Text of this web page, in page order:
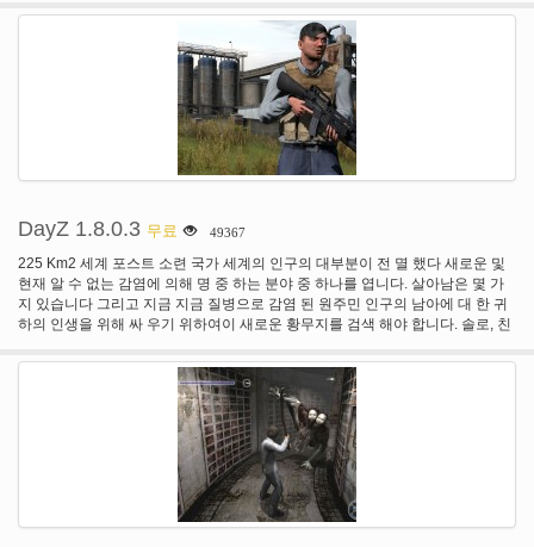
DayZ 1.8.0.3 무료 49367
225 Km2 세계 포스트 소련 국가 세계의 인구의 대부분이 전 멸 했다 새로운 및
현재 알 수 없는 감염에 의해 명 중 하는 분야 중 하나를 엽니다. 살아남은 몇 가
지 있습니다 그리고 지금 지금 질병으로 감염 된 원주민 인구의 남아에 대 한 귀
하의 인생을 위해 싸 우기 위하여이 새로운 황무지를 검색 해야 합니다. 솔로, 친
엇 이건을 사용 하 여 경로 선택 해 서 세계에 걸릴. 현실적인 "좀비" 사용자 지정
애니메이션-이 한 번 인간의 생물 행동 하 고 행동으로 그들은 청각 및 냄새의
heighten 의미 하지만 광경, 더 적은 그것의 위에 그들은 산책 같은 무의식적인
신체에서 먹는 모션 캡처 애니메이션 사용 것입니다. 쌓아 올린 지역에 보면 당
신은 그들을 볼 것 이다 그들의 다음 희생자는 감히에 벤처를 기다리고 주위를
산책. 새로운 무기와 차량! -적 석 궁을 필요 같은 느낌? 아니면 적은 군사 무기
처럼? 만약 당신이 다음이 당신을 위해 완벽 한 우리가 있다 두 기준 모두이 황무
지에 사용 가능한 높은 품질을 생성. 그 위에 데리 러 수 볼트는 석 궁에서 해 고
재사용 하기! 뿐만 아니라 우리는 또한 사용자 지정 차량 수리 할 수 있는 세상을